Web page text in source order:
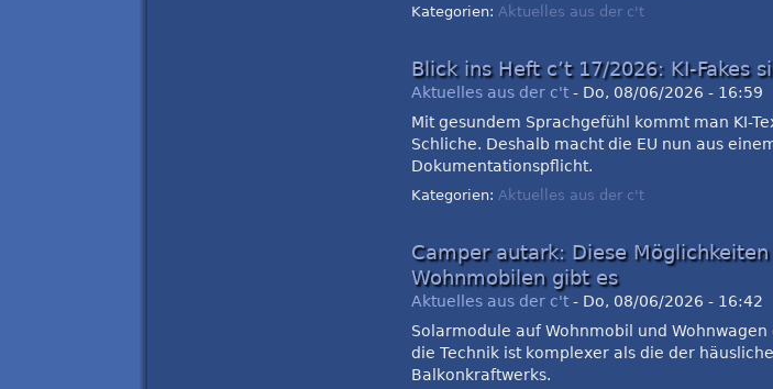
Kategorien: Aktuelles aus der c't
Blick ins Heft c’t 17/2026: KI-Fakes
Aktuelles aus der c't - Do, 08/06/2026 - 16:59
Mit gesundem Sprachgefühl kommt man KI-
Schliche. Deshalb macht die EU nun aus
Dokumentationspflicht.
Kategorien:Aktuelles aus der c't
Camper autark: Diese Möglichkeiten
Wohnmobilen gibt es
Aktuelles aus der c't - Do, 08/06/2026 - 16:42
Solarmodule auf Wohnmobil und
die Technik ist komplexer als die der
Balkonkraftwerks.